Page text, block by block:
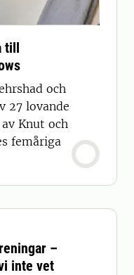
till
och
27 lovande
Knut och
femåriga
–
inte vet